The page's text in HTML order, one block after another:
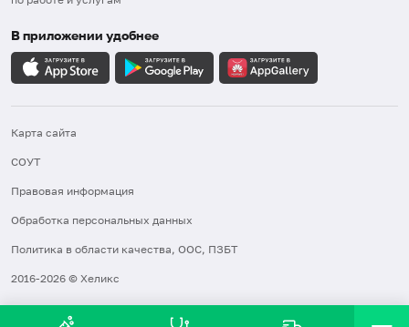
В приложении удобнее
Карта сайта
СОУТ
Правовая информация
Обработка персональных данных
Политика в области качества, ООС, ПЗБТ
2016-2026 © Хеликс